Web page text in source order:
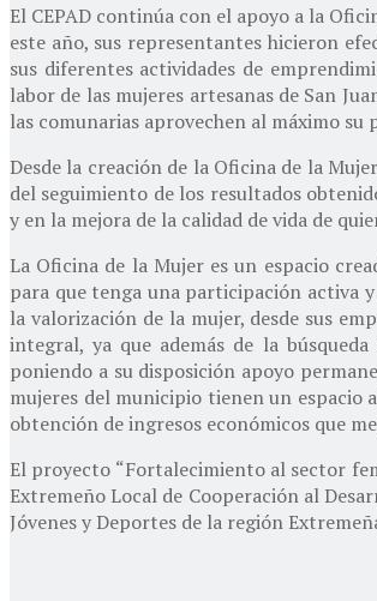
El CEPAD continúa con el apoyo a la
este año, sus representantes hicieron
sus diferentes actividades de
labor de las mujeres artesanas de San
las comunarias aprovechen al máximo su
Desde la creación de la Oficina de la
del seguimiento de los resultados
y en la mejora de la calidad de vida de
La Oficina de la Mujer es un espacio
para que tenga una participación activa
la valorización de la mujer, desde sus
integral, ya que además de la
poniendo a su disposición apoyo
mujeres del municipio tienen un
obtención de ingresos económicos que
El proyecto “Fortalecimiento al sector
Extremeño Local de Cooperación al
Jóvenes y Deportes de la región